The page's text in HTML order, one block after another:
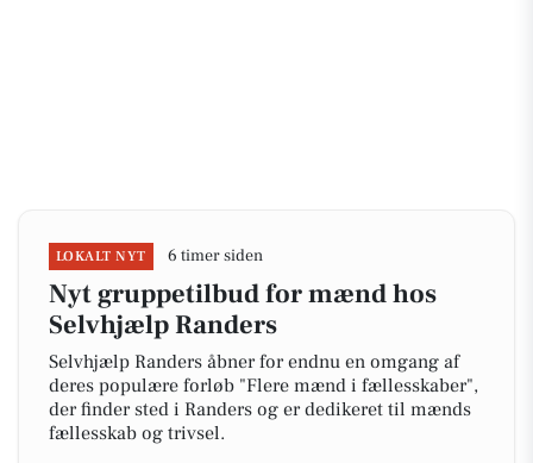
LOKALT NYT 6 timer siden
Nyt gruppetilbud for mænd hos
Selvhjælp Randers
Selvhjælp Randers åbner for endnu en omgang af
deres populære forløb "Flere mænd i fællesskaber",
der finder sted i Randers og er dedikeret til mænds
fællesskab og trivsel.